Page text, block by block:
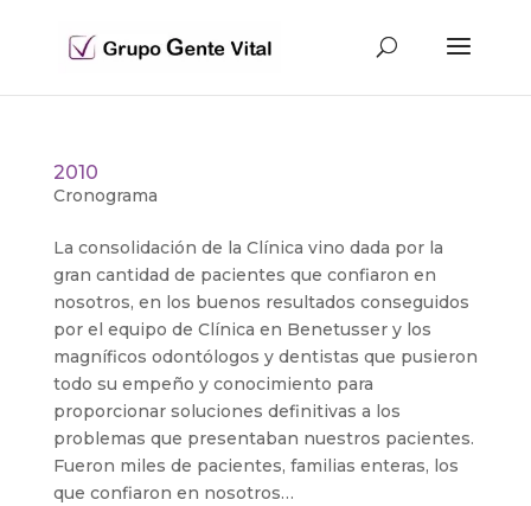
2010
Cronograma
La consolidación de la Clínica vino dada por la
gran cantidad de pacientes que confiaron en
nosotros, en los buenos resultados conseguidos
por el equipo de Clínica en Benetusser y los
magníficos odontólogos y dentistas que pusieron
todo su empeño y conocimiento para
proporcionar soluciones definitivas a los
problemas que presentaban nuestros pacientes.
Fueron miles de pacientes, familias enteras, los
que confiaron en nosotros…